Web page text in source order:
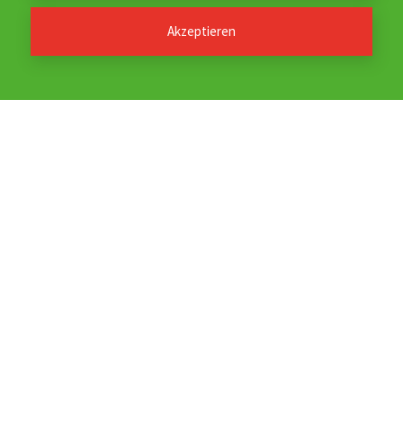
Möchten Sie vonYoutubebereitgestellte
externe Inhalte laden?
Akzeptieren